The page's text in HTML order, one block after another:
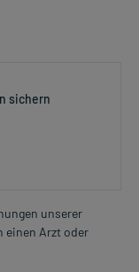
sichern
unserer
einen Arzt oder